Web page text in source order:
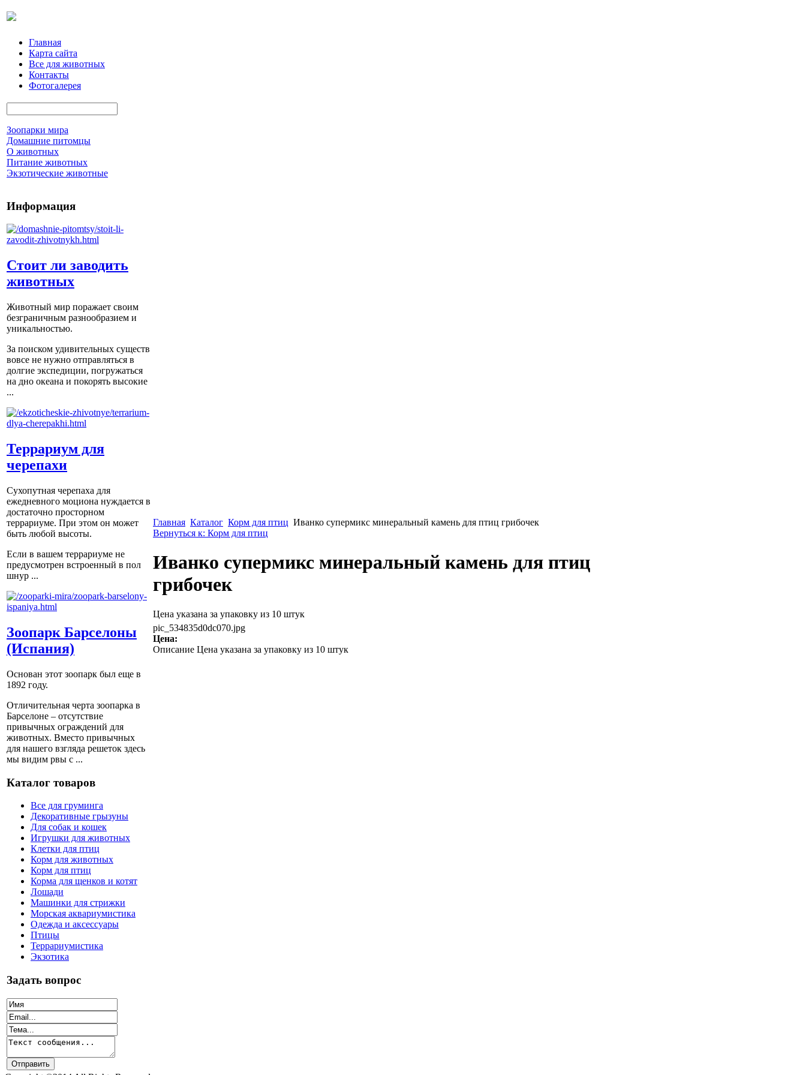
Главная
Карта сайта
Все для животных
Контакты
Фотогалерея
Зоопарки мира
Домашние питомцы
О животных
Питание животных
Экзотические животные
Информация
Стоит ли заводить
животных
Животный мир поражает своим
безграничным разнообразием и
уникальностью.
За поиском удивительных существ
вовсе не нужно отправляться в
долгие экспедиции, погружаться
на дно океана и покорять высокие
...
Террариум для
черепахи
Сухопутная черепаха для
ежедневного моциона нуждается в
достаточно просторном
террариуме. При этом он может
быть любой высоты.
Если в вашем террариуме не
предусмотрен встроенный в пол
шнур ...
Зоопарк Барселоны
(Испания)
Основан этот зоопарк был еще в
1892 году.
Отличительная черта зоопарка в
Барселоне – отсутствие
привычных ограждений для
животных. Вместо привычных
для нашего взгляда решеток здесь
мы видим рвы с ...
Каталог товаров
Все для груминга
Декоративные грызуны
Для собак и кошек
Игрушки для животных
Клетки для птиц
Корм для животных
Корм для птиц
Корма для щенков и котят
Лошади
Машинки для стрижки
Морская аквариумистика
Одежда и аксессуары
Птицы
Террариумистика
Экзотика
Задать вопрос
Главная Каталог Корм для птиц Иванко супермикс минеральный камень для птиц грибочек
Вернуться к: Корм для птиц
Иванко супермикс минеральный камень для птиц
грибочек
Цена указана за упаковку из 10 штук
pic_534835d0dc070.jpg
Цена:
Описание Цена указана за упаковку из 10 штук